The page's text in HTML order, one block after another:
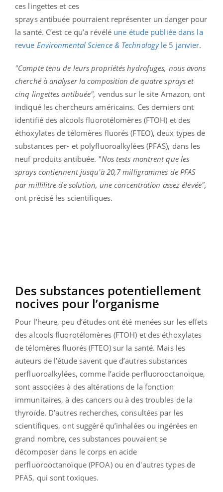
ces lingettes et ces
sprays antibuée pourraient représenter un danger pour
la santé. C’est ce qu’a révélé une étude publiée dans la
revue Environmental Science & Technologyle 5 janvier.
"Compte tenu de leurs propriétés hydrofuges, nous avons
cherché à analyser la composition de quatre sprays et
cinq lingettes antibuée", vendus sur le site Amazon, ont
indiqué les chercheurs américains. Ces derniers ont
identifié des alcools fluorotélomères (FTOH) et des
éthoxylates de télomères fluorés (FTEO), deux types de
substances per- et polyfluoroalkylées (PFAS), dans les
neuf produits antibuée. "Nos tests montrent que les
sprays contiennent jusqu'à 20,7 milligrammes de PFAS
par millilitre de solution, une concentration assez élevée",
ont précisé les scientifiques.
Des substances potentiellement
nocives pour l’organisme
Pour l’heure, peu d’études ont été menées sur les effets
des alcools fluorotélomères (FTOH) et des éthoxylates
de télomères fluorés (FTEO) sur la santé. Mais les
auteurs de l’étude savent que d’autres substances
perfluoroalkylées, comme l’acide perfluorooctanoïque,
sont associées à des altérations de la fonction
immunitaires, à des cancers ou à des troubles de la
thyroïde. D’autres recherches, consultées par les
scientifiques, ont suggéré qu’inhalées ou ingérées en
grand nombre, ces substances pouvaient se
décomposer dans le corps en acide
perfluorooctanoïque (PFOA) ou en d'autres types de
PFAS, qui sont toxiques.